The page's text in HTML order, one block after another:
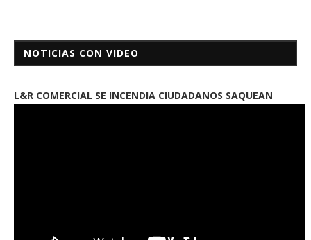
NOTICIAS CON VIDEO
L&R COMERCIAL SE INCENDIA CIUDADANOS SAQUEAN